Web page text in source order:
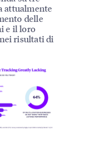
attualmente
delle
e il loro
risultati di